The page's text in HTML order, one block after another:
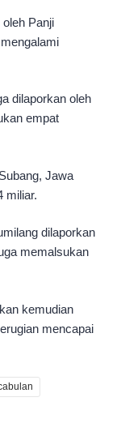
Panji
dilaporkan oleh
empat
Jawa
miliar.
dilaporkan
memalsukan
kemudian
mencapai